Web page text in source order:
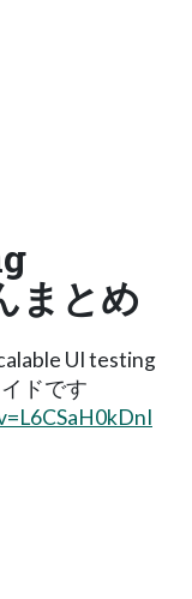
まとめ
UI testing
ドです